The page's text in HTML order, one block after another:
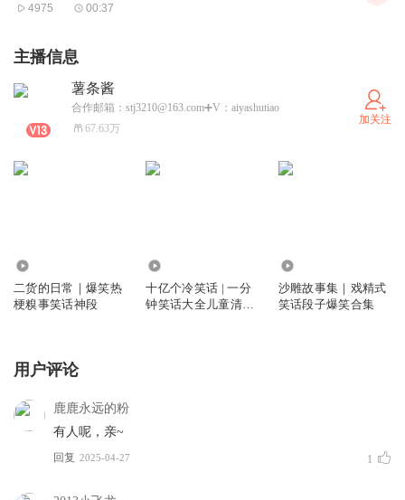
4975 00:37
主播信息
薯条酱
合作邮箱：stj3210@163.com➕V：aiyashutiao
67.63万
加关注
二货的日常｜爆笑热
梗糗事笑话神段
十亿个冷笑话 | 一分
钟笑话大全儿童清新
沙雕故事集｜戏精式
笑话段子爆笑合集
用户评论
鹿鹿永远的粉
有人呢，亲~
回复 2025-04-27 1